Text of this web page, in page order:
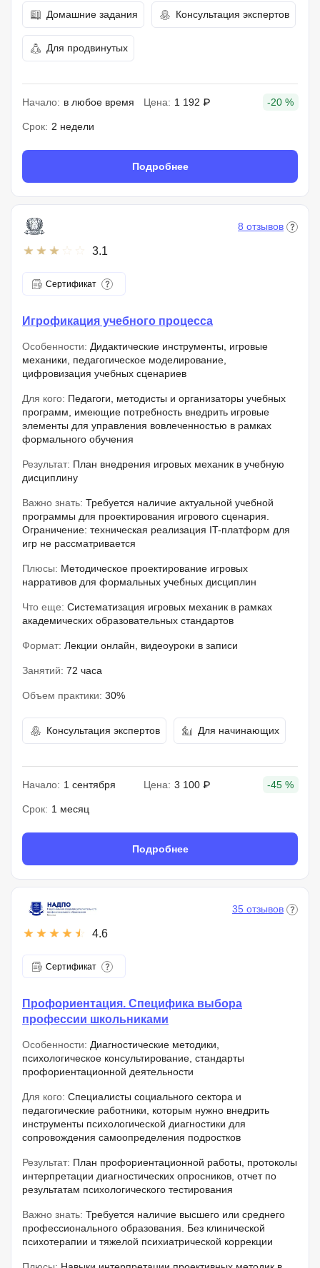
Домашние задания Консультация экспертов
Для продвинутых
Начало: в любое время Цена: 1 192 ₽ -20 %
Срок: 2 недели
Подробнее
3.1
8 отзывов
Сертификат
Игрофикация учебного процесса
Особенности: Дидактические инструменты, игровые
механики, педагогическое моделирование,
цифровизация учебных сценариев
Для кого: Педагоги, методисты и организаторы учебных
программ, имеющие потребность внедрить игровые
элементы для управления вовлеченностью в рамках
формального обучения
Результат: План внедрения игровых механик в учебную
дисциплину
Важно знать: Требуется наличие актуальной учебной
программы для проектирования игрового сценария.
Ограничение: техническая реализация IT-платформ для
игр не рассматривается
Плюсы: Методическое проектирование игровых
нарративов для формальных учебных дисциплин
Что еще: Систематизация игровых механик в рамках
академических образовательных стандартов
Формат: Лекции онлайн, видеоуроки в записи
Занятий: 72 часа
Объем практики: 30%
Консультация экспертов Для начинающих
Начало: 1 сентября Цена: 3 100 ₽ -45 %
Срок: 1 месяц
Подробнее
4.6
35 отзывов
Сертификат
Профориентация. Специфика выбора
профессии школьниками
Особенности: Диагностические методики,
психологическое консультирование, стандарты
профориентационной деятельности
Для кого: Специалисты социального сектора и
педагогические работники, которым нужно внедрить
инструменты психологической диагностики для
сопровождения самоопределения подростков
Результат: План профориентационной работы, протоколы
интерпретации диагностических опросников, отчет по
результатам психологического тестирования
Важно знать: Требуется наличие высшего или среднего
профессионального образования. Без клинической
психотерапии и тяжелой психиатрической коррекции